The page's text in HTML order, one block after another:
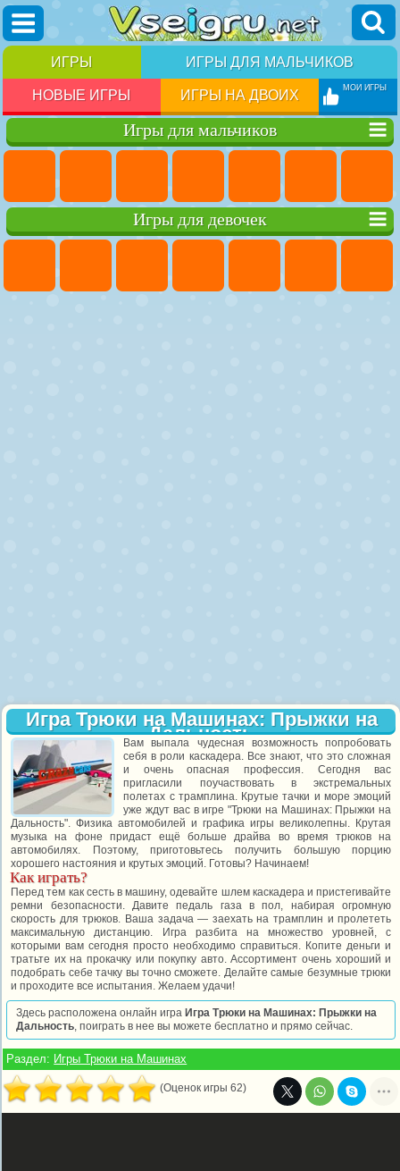
ИГРЫ ИГРЫ ДЛЯ МАЛЬЧИКОВ
НОВЫЕ ИГРЫ ИГРЫ НА ДВОИХ МОИ ИГРЫ
Игры для мальчиков
Игры для девочек
Игра Трюки на Машинах: Прыжки на
Дальность
Вам выпала чудесная возможность попробовать
себя в роли каскадера. Все знают, что это сложная
и очень опасная профессия. Сегодня вас
пригласили поучаствовать в экстремальных
полетах с трамплина. Крутые тачки и море эмоций
уже ждут вас в игре "Трюки на Машинах: Прыжки на
Дальность". Физика автомобилей и графика игры великолепны. Крутая
музыка на фоне придаст ещё больше драйва во время трюков на
автомобилях. Поэтому, приготовьтесь получить большую порцию
хорошего настояния и крутых эмоций. Готовы? Начинаем!
Как играть?
Перед тем как сесть в машину, одевайте шлем каскадера и пристегивайте
ремни безопасности. Давите педаль газа в пол, набирая огромную
скорость для трюков. Ваша задача — заехать на трамплин и пролететь
максимальную дистанцию. Игра разбита на множество уровней, с
которыми вам сегодня просто необходимо справиться. Копите деньги и
тратьте их на прокачку или покупку авто. Ассортимент очень хороший и
подобрать себе тачку вы точно сможете. Делайте самые безумные трюки
и проходите все испытания. Желаем удачи!
Здесь расположена онлайн игра Игра Трюки на Машинах: Прыжки на
Дальность, поиграть в нее вы можете бесплатно и прямо сейчас.
Раздел: Игры Трюки на Машинах
(Оценок игры 62)